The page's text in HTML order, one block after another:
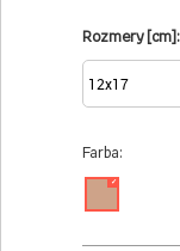
Rozmery [cm]:
Farba:
✓